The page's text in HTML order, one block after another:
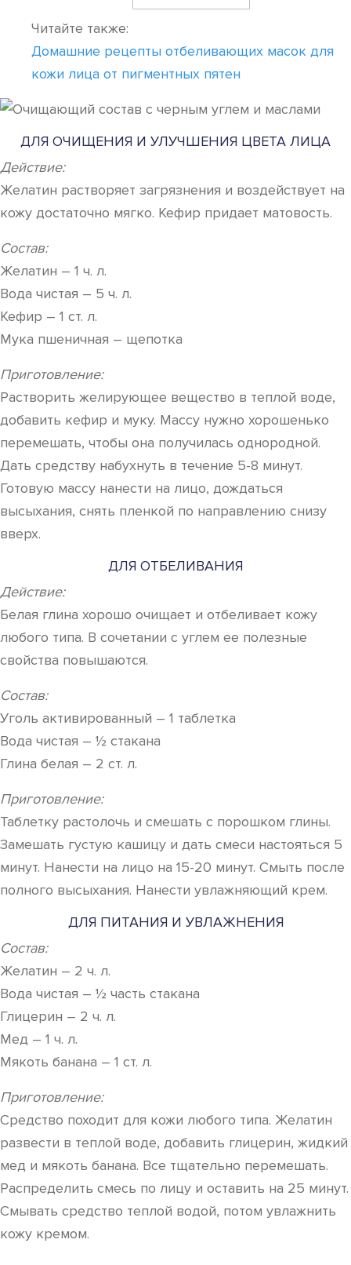
Читайте также:
Домашние рецепты отбеливающих масок для
кожи лица от пигментных пятен
ДЛЯ ОЧИЩЕНИЯ И УЛУЧШЕНИЯ ЦВЕТА ЛИЦА
Действие:
Желатин растворяет загрязнения и воздействует на
кожу достаточно мягко. Кефир придает матовость.
Состав:
Желатин – 1 ч. л.
Вода чистая – 5 ч. л.
Кефир – 1 ст. л.
Мука пшеничная – щепотка
Приготовление:
Растворить желирующее вещество в теплой воде,
добавить кефир и муку. Массу нужно хорошенько
перемешать, чтобы она получилась однородной.
Дать средству набухнуть в течение 5-8 минут.
Готовую массу нанести на лицо, дождаться
высыхания, снять пленкой по направлению снизу
вверх.
ДЛЯ ОТБЕЛИВАНИЯ
Действие:
Белая глина хорошо очищает и отбеливает кожу
любого типа. В сочетании с углем ее полезные
свойства повышаются.
Состав:
Уголь активированный – 1 таблетка
Вода чистая – ½ стакана
Глина белая – 2 ст. л.
Приготовление:
Таблетку растолочь и смешать с порошком глины.
Замешать густую кашицу и дать смеси настояться 5
минут. Нанести на лицо на 15-20 минут. Смыть после
полного высыхания. Нанести увлажняющий крем.
ДЛЯ ПИТАНИЯ И УВЛАЖНЕНИЯ
Состав:
Желатин – 2 ч. л.
Вода чистая – ½ часть стакана
Глицерин – 2 ч. л.
Мед – 1 ч. л.
Мякоть банана – 1 ст. л.
Приготовление:
Средство походит для кожи любого типа. Желатин
развести в теплой воде, добавить глицерин, жидкий
мед и мякоть банана. Все тщательно перемешать.
Распределить смесь по лицу и оставить на 25 минут.
Смывать средство теплой водой, потом увлажнить
кожу кремом.